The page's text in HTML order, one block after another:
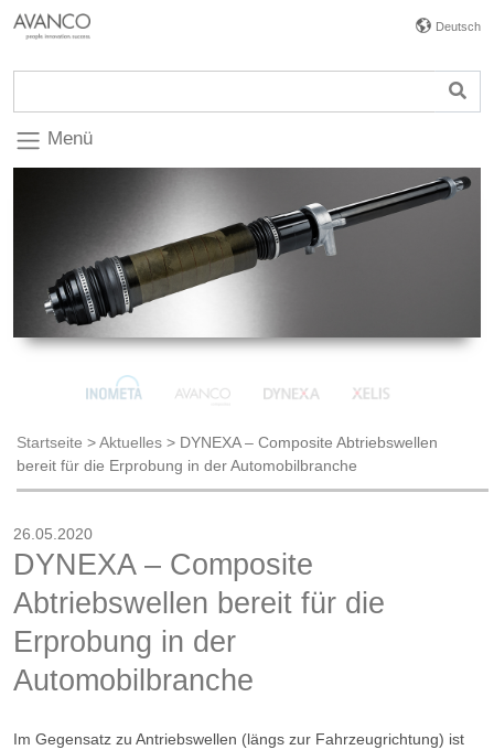
Deutsch
Menü
Startseite >Aktuelles > DYNEXA – Composite Abtriebswellen
bereit für die Erprobung in der Automobilbranche
26.05.2020
DYNEXA – Composite
Abtriebswellen bereit für die
Erprobung in der
Automobilbranche
Im Gegensatz zu Antriebswellen (längs zur Fahrzeugrichtung) ist